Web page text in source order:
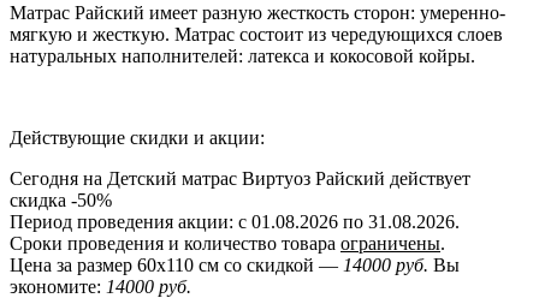
Матрас Райский имеет разную жесткость сторон: умеренно-
мягкую и жесткую. Матрас состоит из чередующихся слоев
натуральных наполнителей: латекса и кокосовой койры.
Действующие скидки и акции:
Сегодня на Детский матрас Виртуоз Райский действует
скидка -50%
Период проведения акции: с 01.08.2026 по 31.08.2026.
Сроки проведения и количество товара ограничены.
Цена за размер 60x110 см со скидкой — 14000 руб. Вы
экономите: 14000 руб.